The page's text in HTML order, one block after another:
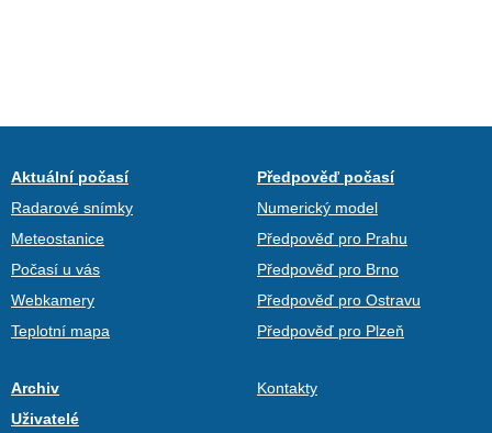
Aktuální počasí
Radarové snímky
Meteostanice
Počasí u vás
Webkamery
Teplotní mapa
Předpověď počasí
Numerický model
Předpověď pro Prahu
Předpověď pro Brno
Předpověď pro Ostravu
Předpověď pro Plzeň
Archiv
Uživatelé
Kontakty